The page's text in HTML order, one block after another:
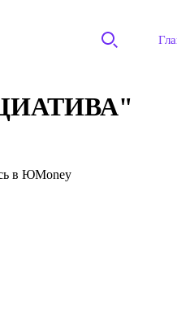
в ЮMoney